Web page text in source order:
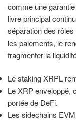
comme une
livre principal
séparation des
les paiements, le
fragmenter la
Le staking XRPL
Le XRP enveloppé,
portée de DeFi.
Les sidechains